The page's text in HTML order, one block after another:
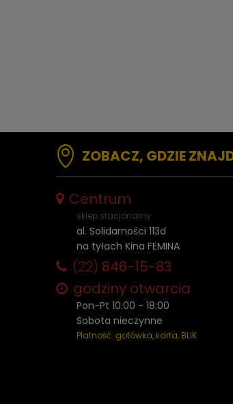
ZOBACZ, GDZIE
Centrum
sklep stacjonarny
al. Solidarności 113d
na tyłach Kina FEMINA
(22) 846-15-83
godziny otwarcia
Pon-Pt 10:00 - 18:00
Sobota nieczynne
Płatność: gotówka, karta, BLIK